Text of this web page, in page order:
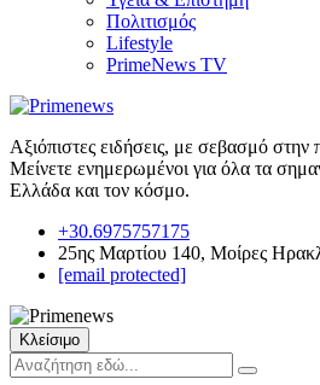
Πολιτισμός
Lifestyle
PrimeNews TV
Αξιόπιστες ειδήσεις, με σεβασμό στην
Μείνετε ενημερωμένοι για όλα τα
Ελλάδα και τον κόσμο.
+30.6975757175
25ης Μαρτίου 140, Μοίρες
[email protected]
Κλείσιμο